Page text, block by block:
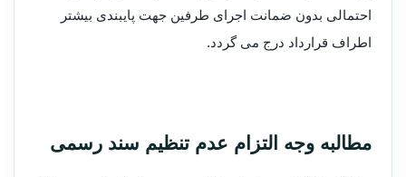
احتمالی بدون ضمانت اجرای طرفین جهت پایبندی بیشتر
اطراف قرارداد درج می گردد.
مطالبه وجه التزام عدم تنظیم سند رسمی